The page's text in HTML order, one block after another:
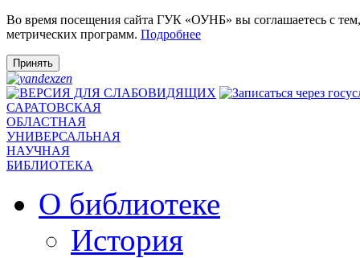
Во время посещения сайта ГУК «ОУНБ» вы соглашаетесь с
метрических программ. Подробнее
Принять
САРАТОВСКАЯ
ОБЛАСТНАЯ
УНИВЕРСАЛЬНАЯ
НАУЧНАЯ
БИБЛИОТЕКА
О библиотеке
История